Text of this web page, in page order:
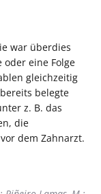
war überdies
eine Folge
gleichzeitig
belegte
z. B. das
die
dem Zahnarzt.